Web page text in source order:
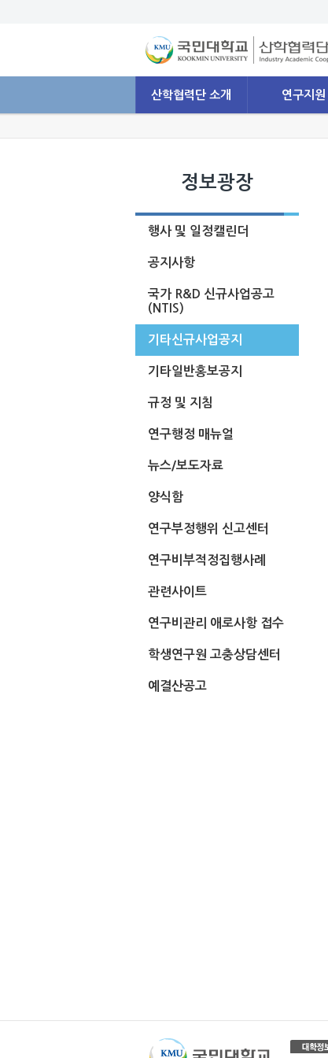
산학협력단 소개 연구지원
정보광장
행사 및 일정캘린더
공지사항
국가 R&D 신규사업공고
(NTIS)
기타신규사업공지
기타일반홍보공지
규정 및 지침
연구행정 매뉴얼
뉴스/보도자료
양식함
연구부정행위 신고센터
연구비부적정집행사례
관련사이트
연구비관리 애로사항 접수
학생연구원 고충상담센터
예결산공고